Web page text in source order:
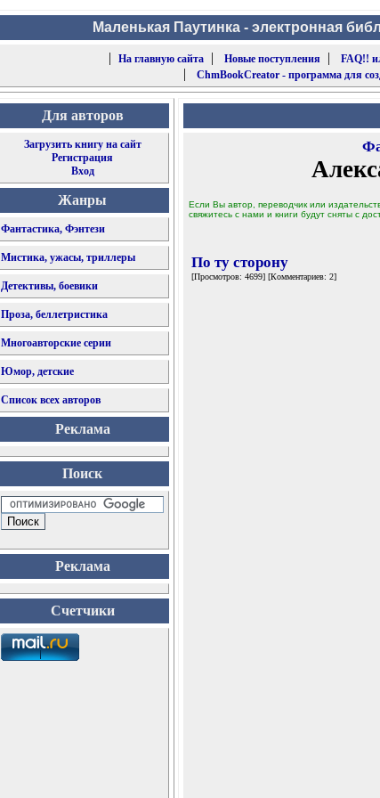
Маленькая Паутинка - электронная
|
На главную сайта| Новые поступления | FAQ!!
|
ChmBookCreator - программа для
Для авторов
Загрузить книгу на сайт
Регистрация
Вход
Жанры
Фантастика, Фэнтези
Мистика, ужасы, триллеры
Детективы, боевики
Проза, беллетристика
Многоавторские серии
Юмор, детские
Список всех авторов
Реклама
Поиск
Реклама
Счетчики
Если Вы автор, переводчик или
свяжитесь с нами и книги будут сняты с
По ту сторону
[Просмотров: 4699] [Комментариев: 2]